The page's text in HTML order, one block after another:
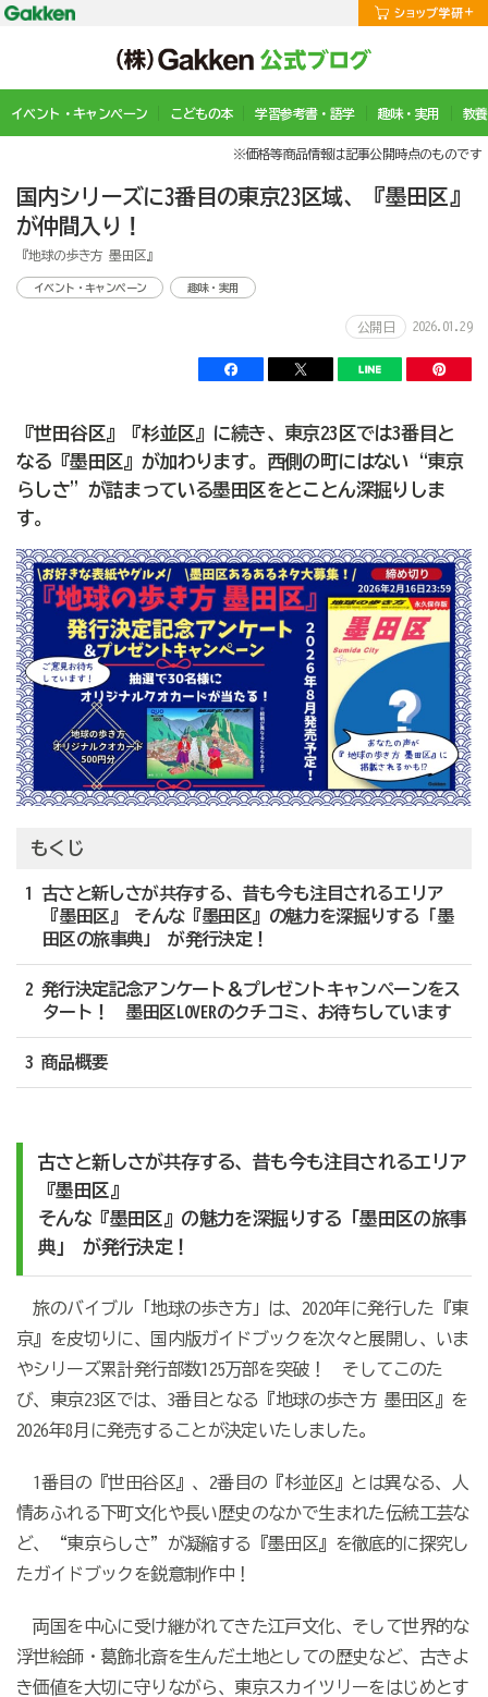
イベント・キャンペーン こどもの本 学習参考書・語学 趣味・実用 教
※価格等商品情報は記事公開時点のものです
国内シリーズに3番目の東京23区域、『墨田区』
が仲間入り！
『地球の歩き方 墨田区』
イベント・キャンペーン 趣味・実用
公開日 2026.01.29
『世田谷区』『杉並区』に続き、東京23区では3番目と
なる『墨田区』が加わります。西側の町にはない“東京
らしさ”が詰まっている墨田区をとことん深掘りしま
す。
もくじ
1 古さと新しさが共存する、昔も今も注目されるエリア
『墨田区』 そんな『墨田区』の魅力を深掘りする「墨
田区の旅事典」 が発行決定！
2 発行決定記念アンケート＆プレゼントキャンペーンをス
タート！ 墨田区LOVERのクチコミ、お待ちしています
3 商品概要
古さと新しさが共存する、昔も今も注目されるエリア
『墨田区』
そんな『墨田区』の魅力を深掘りする「墨田区の旅事
典」 が発行決定！
旅のバイブル「地球の歩き方」は、2020年に発行した『東
京』を皮切りに、国内版ガイドブックを次々と展開し、いま
やシリーズ累計発行部数125万部を突破！ そしてこのた
び、東京23区では、3番目となる『地球の歩き方 墨田区』を
2026年8月に発売することが決定いたしました。
1番目の『世田谷区』、2番目の『杉並区』とは異なる、人
情あふれる下町文化や長い歴史のなかで生まれた伝統工芸な
ど、“東京らしさ”が凝縮する『墨田区』を徹底的に探究し
たガイドブックを鋭意制作中！
両国を中心に受け継がれてきた江戸文化、そして世界的な
浮世絵師・葛飾北斎を生んだ土地としての歴史など、古きよ
き価値を大切に守りながら、東京スカイツリーをはじめとす